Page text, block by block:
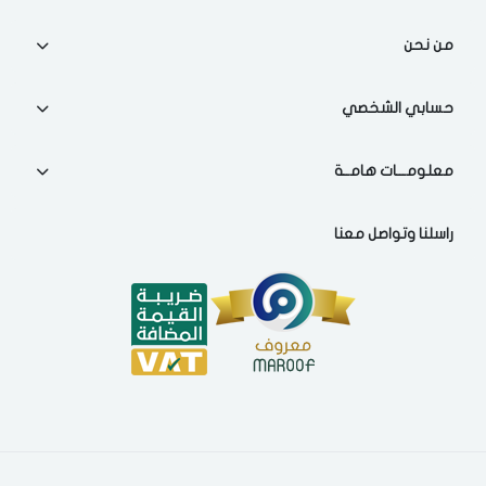
من نحن
حسابي الشخصي
معلومـــات هامــة
راسلنا وتواصل معنا